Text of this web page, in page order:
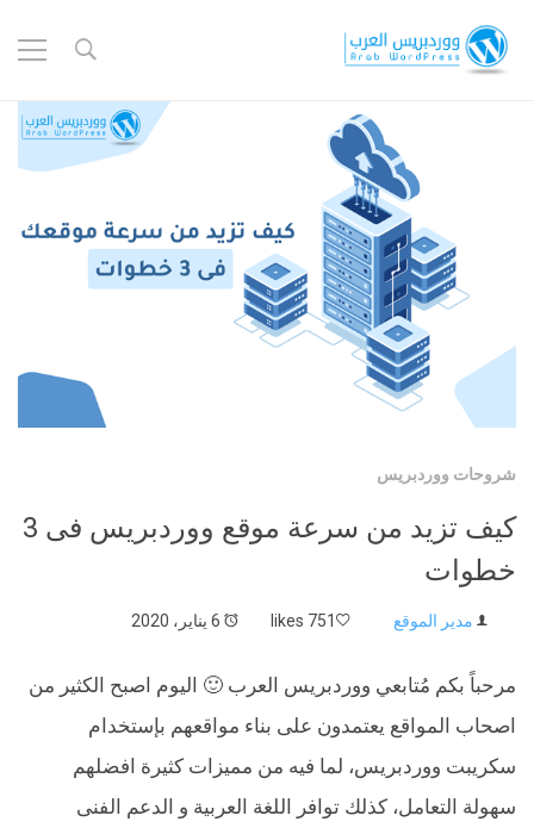
شروحات ووردبريس
كيف تزيد من سرعة موقع ووردبريس فى 3
خطوات
مدير الموقع 751 likes
مرحباً بكم مُتابعي ووردبريس العرب 🙂 اليوم اصبح الكثير من
اصحاب المواقع يعتمدون على بناء مواقعهم بإستخدام
سكريبت ووردبريس، لما فيه من مميزات كثيرة افضلهم
سهولة التعامل، كذلك توافر اللغة العربية و الدعم الفنى